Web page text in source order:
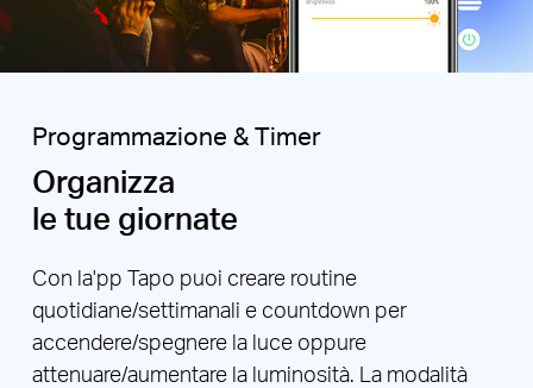
Programmazione & Timer
Organizza
le tue giornate
Con la'pp Tapo puoi creare routine
quotidiane/settimanali e countdown per
accendere/spegnere la luce oppure
attenuare/aumentare la luminosità. La modalità